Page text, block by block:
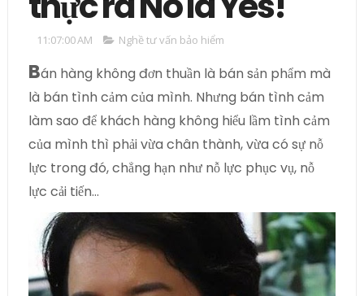
11:07:00 AM Nghề tư vấn bảo hiểm
Bán hàng không đơn thuần là bán sản phẩm mà
là bán tình cảm của mình. Nhưng bán tình cảm
làm sao để khách hàng không hiểu lầm tình cảm
của mình thì phải vừa chân thành, vừa có sự nỗ
lực trong đó, chẳng hạn như nỗ lực phục vụ, nỗ
lực cải tiến…